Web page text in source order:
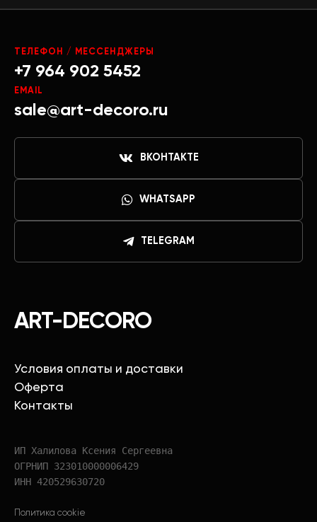
ART-DECORO
Условия оплаты и доставки
Оферта
Контакты
ИП Халилова Ксения Сергеевна
ОГРНИП 323010000006429
ИНН 420529630720
Политика cookie
ТЕЛЕФОН / МЕССЕНДЖЕРЫ
+7 964 902 5452
EMAIL
sale@art-decoro.ru
ВКОНТАКТЕ
WHATSAPP
TELEGRAM